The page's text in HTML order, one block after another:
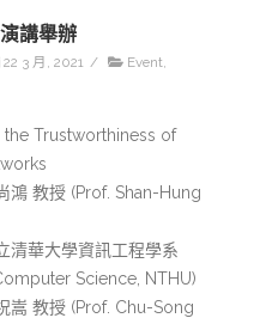
講舉辦
22 3 月, 2021 / Event
Trustworthiness of
教授 (Prof. Shan-Hung
清華大學資訊工程學系
Science, NTHU)
教授 (Prof. Chu-Song